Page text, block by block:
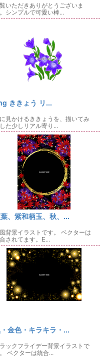
いただきありがとうございま
シンプルで可愛い棒...
ききょう リ...
見かけるききょうを、描いてみ
た少しリアル寄り...
、紫和柄玉、秋、...
背景イラストです。 ベクターは
されてます。E...
金色・キラキラ・...
ックフライデー背景イラストで
ベクターは統合...